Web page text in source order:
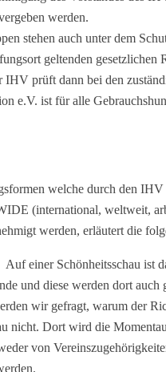
werden.
stehen auch unter dem
geltenden
prüft dann bei den
e.V. ist für alle
welche durch den
(international, weltweit,
werden, erläutert die
Auf einer Schönheitsschau ist
und diese werden dort
wir gefragt, warum der
nicht. Dort wird die
von